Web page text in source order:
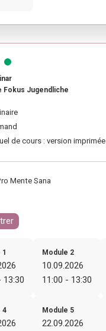
Fokus Jugendliche
de cours : version imprimée
Mente Sana
1
13:30
Module 2
10.09.2026
11:00 - 13:30
4 Module 5
22.09.2026